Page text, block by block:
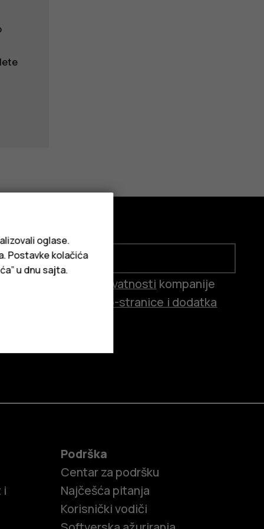
Politiku privatnosti kompanije
prodavnice, veb-stranice i dodatka
i
Podrška
Centar za podršku
Najčešća pitanja
Korisnički vodiči
oglase.
Postavke kolačića
u dnu sajta.